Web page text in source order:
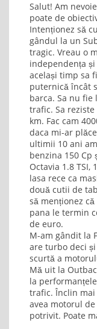
Salut! Am
poate de
Intenționez să
gândul la un
tragic. Vreau o
independența
același timp sa
puternică încât
barca. Sa nu fie
trafic. Sa
km. Fac cam
daca mi-ar
ultimii 10 ani
benzina 150 Cp
Octavia 1.8 TSI,
lasa rece ca
două cutii de
să menționez
pana le termin
de euro.
M-am gândit la
are turbo deci
scurtă a
Mă uit la
la
trafic. Înclin
avea motorul
potrivit. Poate